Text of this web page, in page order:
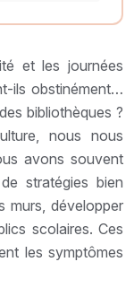
et les journées
ils obstinément…
bibliothèques ?
nous nous
avons souvent
stratégies bien
murs, développer
scolaires. Ces
les symptômes